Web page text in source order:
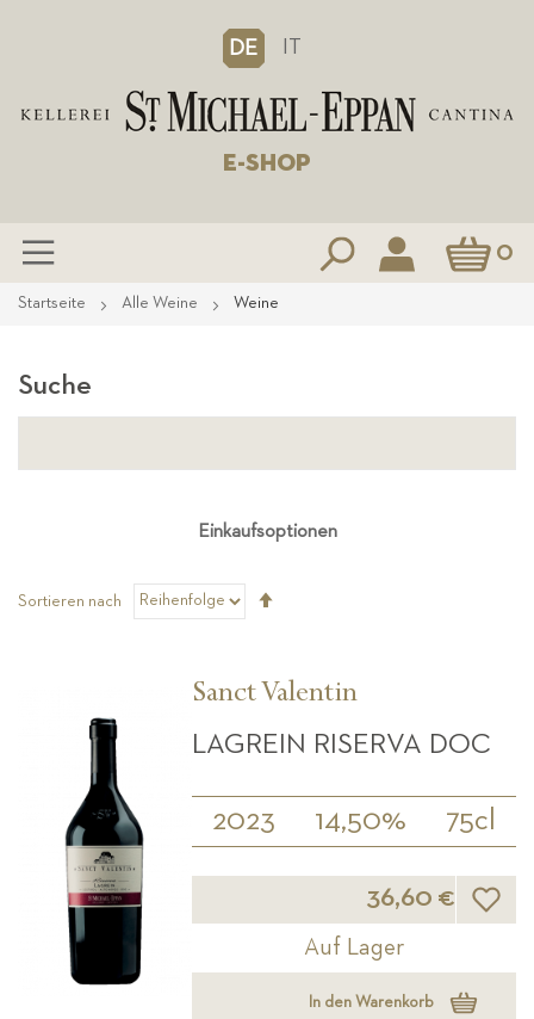
DE IT
E-SHOP
Mein 0
Zum
Startseite Alle Weine Weine
Sortieren nach
Sanct Valentin
LAGREIN RISERVA DOC
2023 14,50% 75cl
36,60 €
Auf Lager
In den Warenkorb
Suche
Einkaufsoptionen